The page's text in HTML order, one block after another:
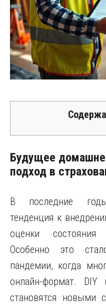
Будущее
подход в
В последние
тенденция к
оценки
Особенно это
пандемии, когда
онлайн-формат. DIY
становятся новыми